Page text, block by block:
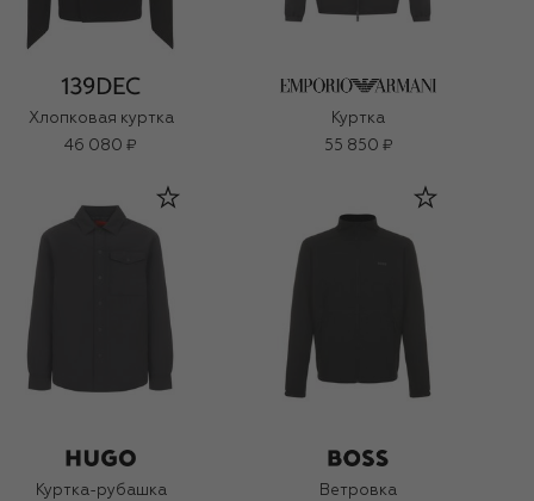
Хлопковая куртка
46 080 ₽
Куртка
55 850 ₽
Куртка-рубашка
Ветровка